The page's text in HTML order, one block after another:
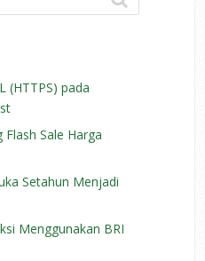
(HTTPS) pada
Sale Harga
Setahun Menjadi
Menggunakan BRI